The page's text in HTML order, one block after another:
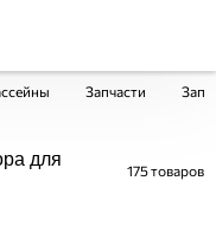
Запчасти
для
175товаров